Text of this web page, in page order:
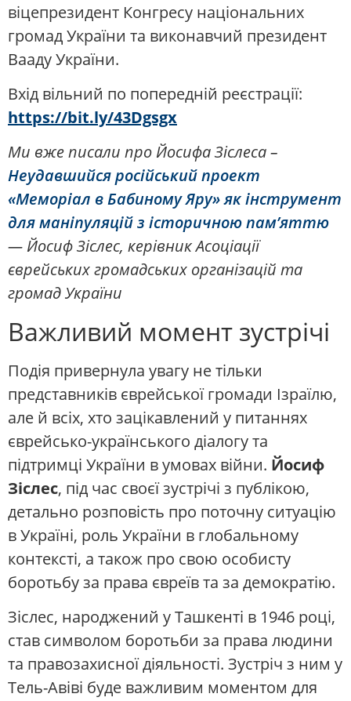
віцепрезидент Конгресу національних
громад України та виконавчий президент
Вааду України.
Вхід вільний по попередній реєстрації:
https://bit.ly/43Dgsgx
Ми вже писали про Йосифа Зіслеса –
Неудавшийся російський проект
«Меморіал в Бабиному Яру» як інструмент
для маніпуляцій з історичною пам’яттю
— Йосиф Зіслес, керівник Асоціації
єврейських громадських організацій та
громад України
Важливий момент зустрічі
Подія привернула увагу не тільки
представників єврейської громади Ізраїлю,
але й всіх, хто зацікавлений у питаннях
єврейсько-українського діалогу та
підтримці України в умовах війни. Йосиф
Зіслес, під час своєї зустрічі з публікою,
детально розповість про поточну ситуацію
в Україні, роль України в глобальному
контексті, а також про свою особисту
боротьбу за права євреїв та за демократію.
Зіслес, народжений у Ташкенті в 1946 році,
став символом боротьби за права людини
та правозахисної діяльності. Зустріч з ним у
Тель-Авіві буде важливим моментом для